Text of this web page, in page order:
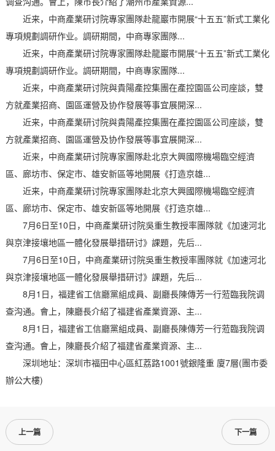
近来，中商產業研讨院專家團隊赴龍巖市開展“十五五”新式工業化
專項規劃調研作业。調研期間，中商專家團隊...
近来，中商產業研讨院專家團隊赴龍巖市開展“十五五”新式工業化
專項規劃調研作业。調研期間，中商專家團隊...
近来，中商產業研讨院與貴陽產控集團在產控園區公司座談，雙
方就產業招商、園區運營及协作發展等事宜展開深...
近来，中商產業研讨院與貴陽產控集團在產控園區公司座談，雙
方就產業招商、園區運營及协作發展等事宜展開深...
近来，中商產業研讨院專家團隊赴北京大興國際機場臨空經濟
區、廊坊市、保定市、雄安新區等地開展《打造京雄...
近来，中商產業研讨院專家團隊赴北京大興國際機場臨空經濟
區、廊坊市、保定市、雄安新區等地開展《打造京雄...
7月6日至10日，中商產業研讨院吳重生教授率團隊就《加速河北
與京津接壤地區一體化發展舉措研讨》課題，先后...
7月6日至10日，中商產業研讨院吳重生教授率團隊就《加速河北
與京津接壤地區一體化發展舉措研讨》課題，先后...
8月1日，福建省工信廳黨組成員、副廳長陳傳芳一行蒞臨我院调
查沟通。會上，陳廳長介紹了福建省產業資源、主...
8月1日，福建省工信廳黨組成員、副廳長陳傳芳一行蒞臨我院调
查沟通。會上，陳廳長介紹了福建省產業資源、主...
深圳地址：深圳市福田中心區紅荔路1001號銀隆重 廈7層(團市委
辦公大樓)
上一篇 下一篇